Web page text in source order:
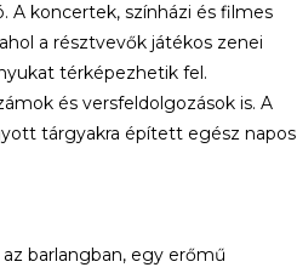
A koncertek, színházi és filmes
a résztvevők játékos zenei
térképezhetik fel.
és versfeldolgozások is. A
tárgyakra épített egész napos
barlangban, egy erőmű